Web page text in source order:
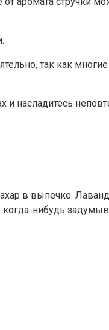
так как
и насладитесь
в выпечке.
нибудь